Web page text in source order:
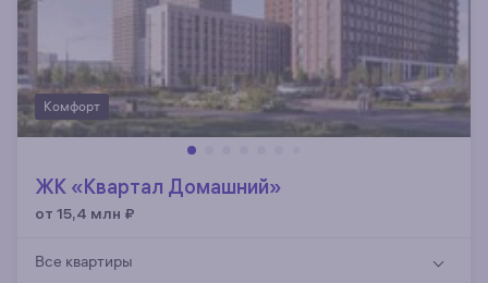
Комфорт
ЖК «Квартал Домашний»
от 15,4 млн ₽
Все квартиры